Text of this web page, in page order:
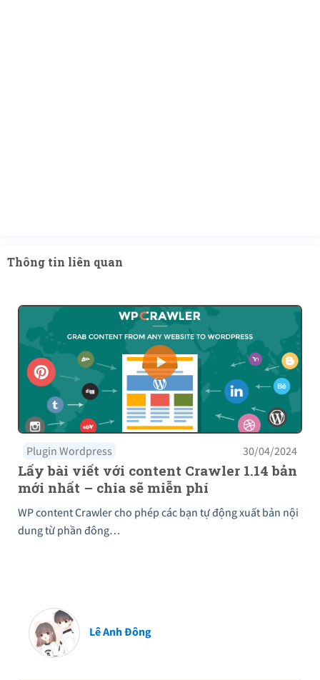
Thông tin liên quan
Plugin Wordpress 30/04/2024
Lấy bài viết với content Crawler 1.14 bản
mới nhất – chia sẽ miễn phí
WP content Crawler cho phép các bạn tự động xuất bản nội
dung từ phần đông…
Lê Anh Đông